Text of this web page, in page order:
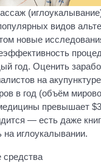
видов
новые
год. Оценить
на
в год (объём
превышает
— есть даже
на иглоукалывании.